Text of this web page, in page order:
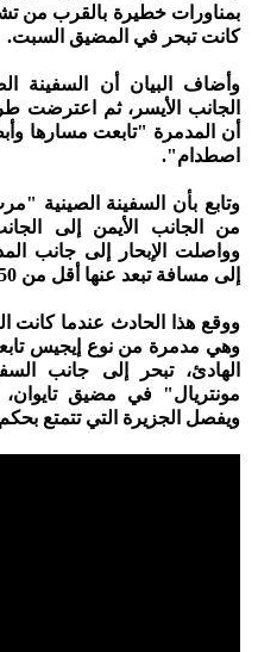
بمناورات خطيرة بالقرب من
كانت تبحر في المضيق السبت.
وأضاف البيان أن السفينة
أن المدمرة "تابعت مسارها
اصطدام".
وتابع بأن السفينة الصينية
من الجانب الأيمن إلى
وواصلت الإبحار إلى جانب
إلى مسافة تبعد عنها أقل من 150 مترا.
ووقع هذا الحادث عندما
وهي مدمرة من نوع إيجيس
الهادئ، تبحر إلى جانب
ويفصل الجزيرة التي تتمتع